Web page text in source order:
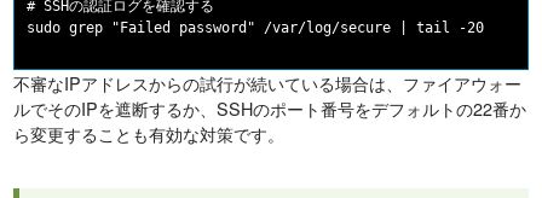
# SSHの認証ログを確認する
不審なIPアドレスからの試行が続いている場合は、ファイアウォー
ルでそのIPを遮断するか、SSHのポート番号をデフォルトの22番か
ら変更することも有効な対策です。